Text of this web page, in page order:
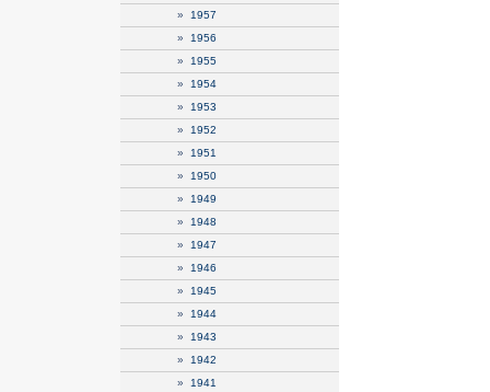
» 1957
» 1956
» 1955
» 1954
» 1953
» 1952
» 1951
» 1950
» 1949
» 1948
» 1947
» 1946
» 1945
» 1944
» 1943
» 1942
» 1941